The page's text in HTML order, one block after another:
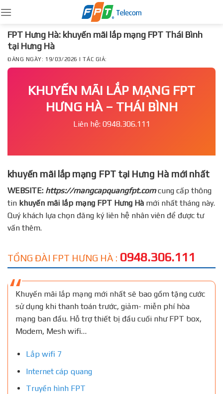
to
content
FPT Hưng Hà: khuyến mãi lắp mạng FPT Thái Bình
tại Hưng Hà
ĐĂNG NGÀY: 19/03/2026 | TÁC GIẢ:
KHUYẾN MÃI LẮP MẠNG FPT
HƯNG HÀ – THÁI BÌNH
Liên hệ: 0948.306.111
khuyến mãi lắp mạng FPT tại Hưng Hà mới nhất
WEBSITE: https://mangcapquangfpt.comcung cấp thông
tin khuyến mãi lắp mạng FPT Hưng Hà mới nhất tháng này.
Quý khách lựa chọn đăng ký liên hệ nhân viên để được tư
vấn thêm.
TỔNG ĐÀI FPT HƯNG HÀ : 0948.306.111
Khuyến mãi lắp mạng mới nhất sẽ bao gồm tặng cước
sử dụng khi thanh toán trước, giảm- miễn phí hòa
mạng ban đầu. Hỗ trợ thiết bị đầu cuối như FPT box,
Modem, Mesh wifi…
Lắp wifi 7
Internet cáp quang
Truyền hình FPT